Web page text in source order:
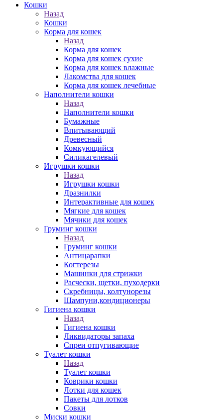
Кошки
Назад
Кошки
Корма для кошек
Назад
Корма для кошек
Корма для кошек сухие
Корма для кошек влажные
Лакомства для кошек
Корма для кошек лечебные
Наполнители кошки
Назад
Наполнители кошки
Бумажные
Впитывающий
Древесный
Комкующийся
Силикагелевый
Игрушки кошки
Назад
Игрушки кошки
Дразнилки
Интерактивные для кошек
Мягкие для кошек
Мячики для кошек
Груминг кошки
Назад
Груминг кошки
Антицарапки
Когтерезы
Машинки для стрижки
Расчески, щетки, пуходерки
Скребницы, колтунорезы
Шампуни,кондиционеры
Гигиена кошки
Назад
Гигиена кошки
Ликвидаторы запаха
Спреи отпугивающие
Туалет кошки
Назад
Туалет кошки
Коврики кошки
Лотки для кошек
Пакеты для лотков
Совки
Миски кошки